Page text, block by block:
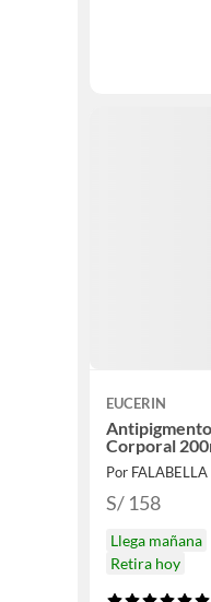
EUCERIN
Corporal
Por FALABELLA
S/ 158
Llega mañana
Retira hoy